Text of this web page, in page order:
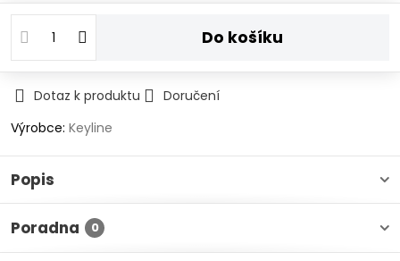
Do košíku
Dotaz k produktu
Doručení
Výrobce: Keyline
Popis
Poradna 0